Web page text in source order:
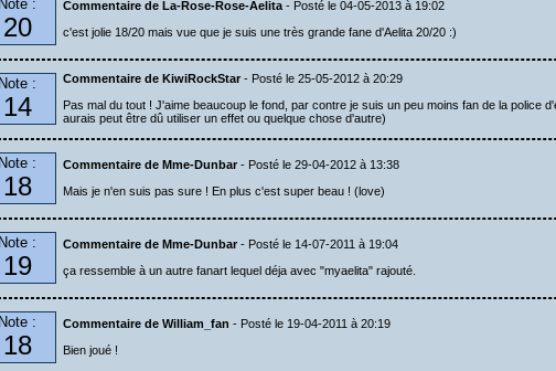
Note :
20
Commentaire de La-Rose-Rose-Aelita - Posté le 04-05-2013 à 19:02
c'est jolie 18/20 mais vue que je suis une très grande fane d'Aelita 20/20 :)
Note :
14
Commentaire de KiwiRockStar - Posté le 25-05-2012 à 20:29
Pas mal du tout ! J'aime beaucoup le fond, par contre je suis un peu moins fan de la police
aurais peut être dû utiliser un effet ou quelque chose d'autre)
Note :
18
Commentaire de Mme-Dunbar - Posté le 29-04-2012 à 13:38
Mais je n'en suis pas sure ! En plus c'est super beau ! (love)
Note :
19
Commentaire de Mme-Dunbar - Posté le 14-07-2011 à 19:04
ça ressemble à un autre fanart lequel déja avec "myaelita" rajouté.
Note :
18
Commentaire de William_fan - Posté le 19-04-2011 à 20:19
Bien joué !